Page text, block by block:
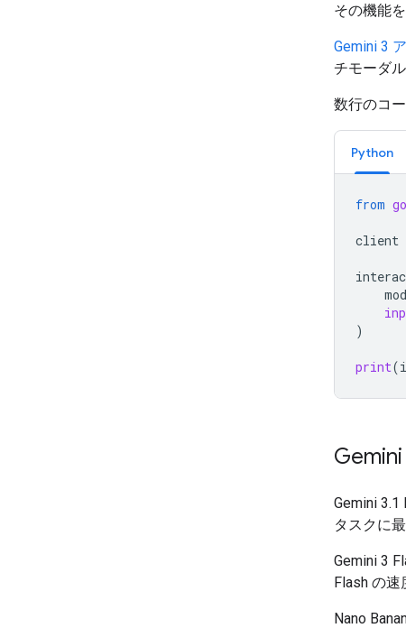
その機能
Gemini 3
チモーダ
数行のコ
Python
from
client
)
print(
Gemini
タスクに最
Gemini 3
Flash の速
Nano